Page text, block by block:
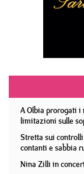
A Olbia prorogati
limitazioni sulle
Stretta sui
contanti e sabbia
Nina Zilli in